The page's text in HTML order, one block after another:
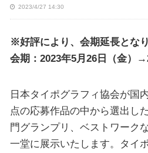
2023/4/27 14:30
※好評により、会期延長となり
会期：2023年5月26日（金）
日本タイポグラフィ協会が国
点の応募作品の中から選出し
門グランプリ、ベストワーク
一堂に展示いたします。タイ